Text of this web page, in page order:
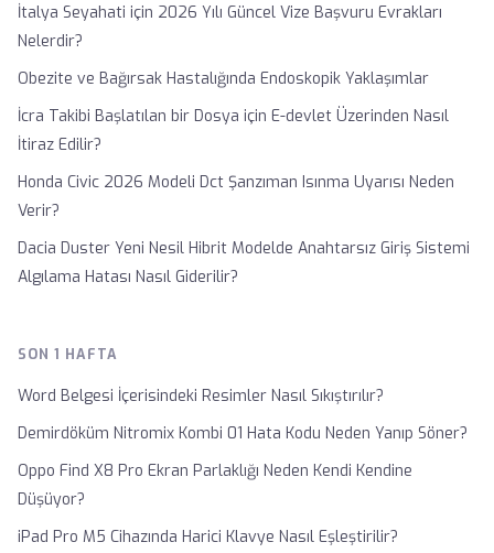
İtalya Seyahati için 2026 Yılı Güncel Vize Başvuru Evrakları
Nelerdir?
Obezite ve Bağırsak Hastalığında Endoskopik Yaklaşımlar
İcra Takibi Başlatılan bir Dosya için E-devlet Üzerinden Nasıl
İtiraz Edilir?
Honda Civic 2026 Modeli Dct Şanzıman Isınma Uyarısı Neden
Verir?
Dacia Duster Yeni Nesil Hibrit Modelde Anahtarsız Giriş Sistemi
Algılama Hatası Nasıl Giderilir?
SON 1 HAFTA
Word Belgesi İçerisindeki Resimler Nasıl Sıkıştırılır?
Demirdöküm Nitromix Kombi 01 Hata Kodu Neden Yanıp Söner?
Oppo Find X8 Pro Ekran Parlaklığı Neden Kendi Kendine
Düşüyor?
iPad Pro M5 Cihazında Harici Klavye Nasıl Eşleştirilir?